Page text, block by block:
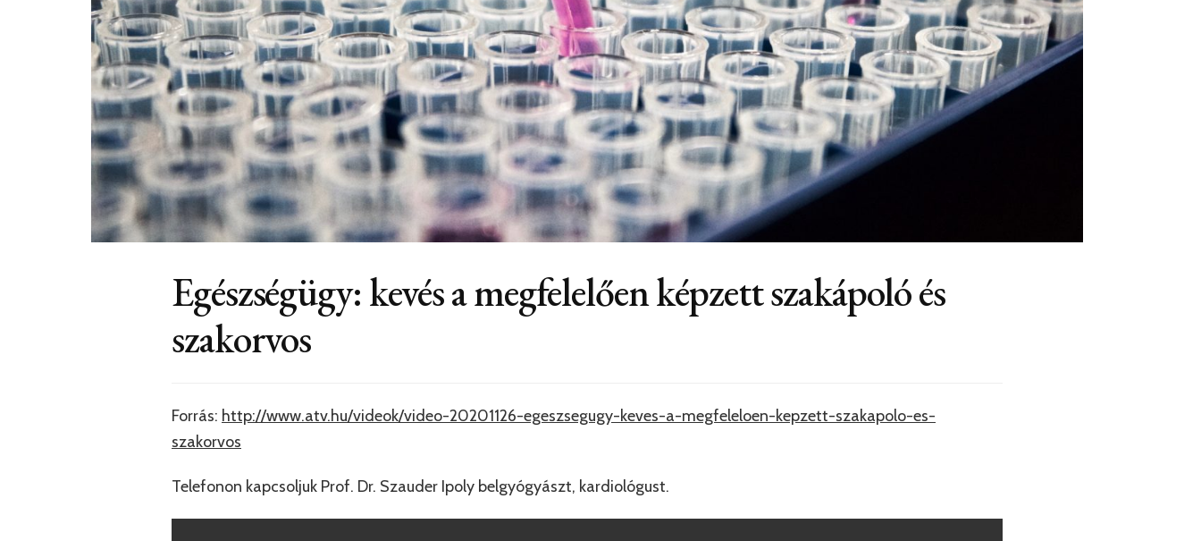
Egészségügy: kevés a megfelelően képzett szakápoló és
szakorvos
Forrás: http://www.atv.hu/videok/video-20201126-egeszsegugy-keves-a-megfeleloen-kepzett-szakapolo-es-
szakorvos
Telefonon kapcsoljuk Prof. Dr. Szauder Ipoly belgyógyászt, kardiológust.